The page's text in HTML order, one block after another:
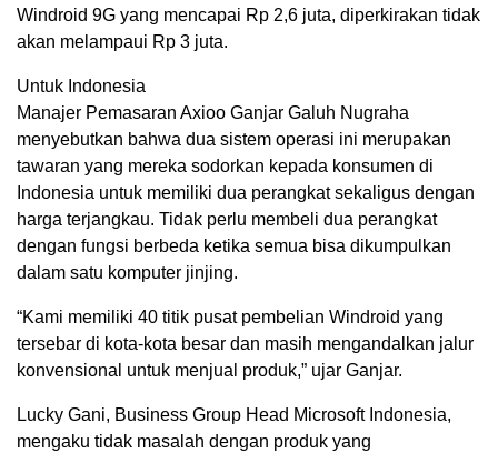
Windroid 9G yang mencapai Rp 2,6 juta, diperkirakan tidak
akan melampaui Rp 3 juta.
Untuk Indonesia
Manajer Pemasaran Axioo Ganjar Galuh Nugraha
menyebutkan bahwa dua sistem operasi ini merupakan
tawaran yang mereka sodorkan kepada konsumen di
Indonesia untuk memiliki dua perangkat sekaligus dengan
harga terjangkau. Tidak perlu membeli dua perangkat
dengan fungsi berbeda ketika semua bisa dikumpulkan
dalam satu komputer jinjing.
“Kami memiliki 40 titik pusat pembelian Windroid yang
tersebar di kota-kota besar dan masih mengandalkan jalur
konvensional untuk menjual produk,” ujar Ganjar.
Lucky Gani, Business Group Head Microsoft Indonesia,
mengaku tidak masalah dengan produk yang